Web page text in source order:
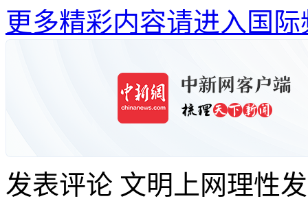
更多精彩内容请进入国际
发表评论 文明上网理性